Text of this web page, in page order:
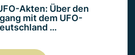
Akten: Über den
mit dem UFO-
…